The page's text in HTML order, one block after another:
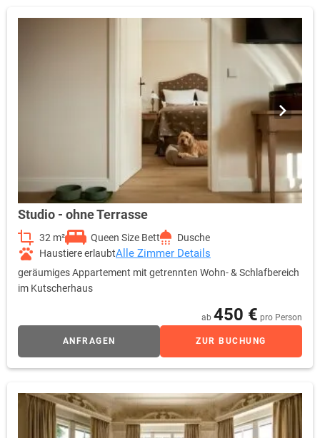
Studio - ohne Terrasse
32 m² Queen Size Bett
Dusche
Haustiere erlaubtAlle Zimmer Details
geräumiges Appartement mit getrennten Wohn- & Schlafbereich
im Kutscherhaus
ab 450 € pro Person
ANFRAGEN ZUR BUCHUNG